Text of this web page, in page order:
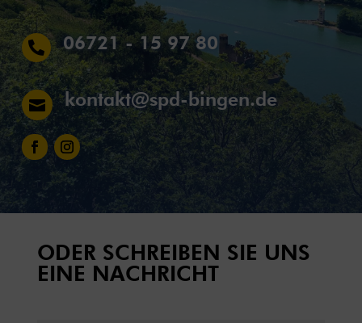
 06721 - 15 97 80
 kontakt@spd-bingen.de
ODER SCHREIBEN SIE UNS
EINE NACHRICHT